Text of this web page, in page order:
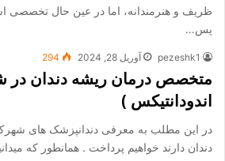
ظریف و هنرمندانه، اما در عین حال
پس…
pezeshk1 آوریل 28, 2024 294
متخصص درمان ریشه دندان
اندودانتیکس )
در این مطلب به معرفی دندانپزشک های
دندان دارند خواهیم پرداخت . همانطور که